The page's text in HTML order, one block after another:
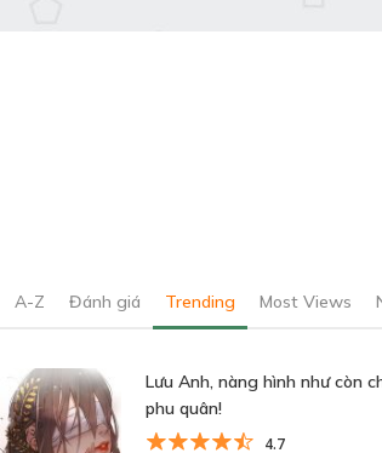
A-Z Đánh giá Trending Most Views
Lưu Anh, nàng hình như còn
phu quân!
4.7